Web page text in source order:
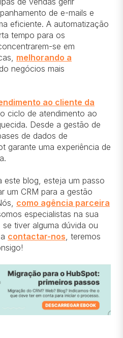
de e-mails e
eficiente. A automatização
tempo para os
se em
melhorando a
negócios mais
ao cliente da
ciclo de atendimento ao
Desde a gestão de
de dados de
garante uma experiência de
este blog, esteja um passo
um CRM para a gestão
como agência parceira
especialistas na sua
tiver alguma dúvida ou
contactar-nos, teremos